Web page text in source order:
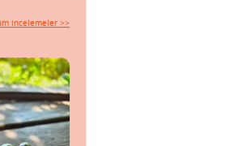
incelemeler >>